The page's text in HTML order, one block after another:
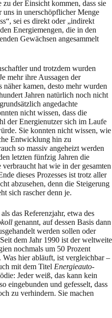
der Einsicht kommen, dass sie
uns in unerschöpflicher Menge
sei es direkt oder „in­direkt
Energiemengen, die in den
Gewächsen angesammelt
und trotzdem wurden
mehr ihre Aussagen der
kamen, desto mehr wurden
Jahren natürlich noch nicht
angedachte
nicht wissen, dass die
der Energienutzer sich im Laufe
Sie konnten nicht wissen, wie
Ent­wicklung hin zu
so mas­siv angeheizt werden
letzten fünfzig Jahren die
hat wie in der gesamten
dieses Prozesses ist trotz aller
abzusehen, denn die Steigerung
sich rascher denn je.
das Referenzjahr, etwa des
genannt, auf dessen Basis dann
werden sollen oder
dem Jahr 1990 ist der welt­weite
nochmals um 50 Prozent
hier abläuft, ist vergleichbar –
mit dem Titel Energieauto­
Jeder weiß, das kann kein
eingebunden und gefesselt, dass
zu verhindern. Sie machen